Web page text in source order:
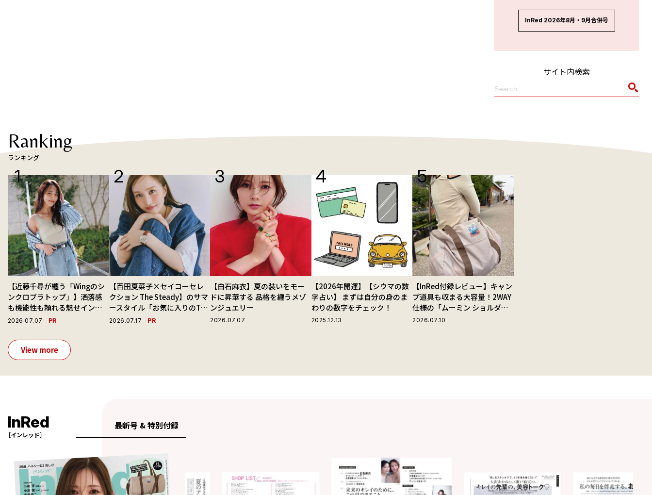
InRed 2026年8月・9月合併号
サイト内検索
Ranking
ランキング
【近藤千尋が纏う「Wingのシ
ンクロブラトップ」】洒落感
も機能性も頼れる魅せインナ
ーで毎日を心地よくアプデ！
2026.07.07 PR
【百田夏菜子×セイコーセレ
クション The Steady】のサマ
ースタイル「お気に入りのTシ
ャツと最高の時計と。」
2026.07.17 PR
【白石麻衣】夏の装いをモー
ドに昇華する 品格を纏うメゾ
ンジュエリー
2026.07.07
【2026年開運】【シウマの数
字占い】 まずは自分の身のま
わりの数字をチェック！
2025.12.13
【InRed付録レビュー】キャン
プ道具も収まる大容量！2WAY
仕様の「ムーミン ショルダー
ストラップ付きボストンバッ
2026.07.10
View more
InRed
［インレッド］
最新号 & 特別付録